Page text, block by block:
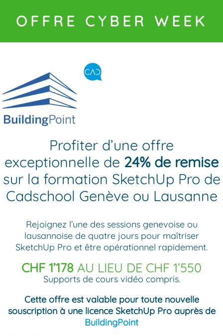
OFFRE CYBER WEEK
Profiter d’une offre
exceptionnelle de 24% de remise
sur la formation SketchUp Pro de
Cadschool Genève ou Lausanne
Rejoignez l’une des sessions genevoise ou
lausannoise de quatre jours pour maîtriser
SketchUp Pro et être opérationnel rapidement.
CHF 1’178 AU LIEU DE CHF 1’550
Supports de cours vidéo compris.
Cette offre est valable pour toute nouvelle
souscription à une licence SketchUp Pro auprès de
BuildingPoint